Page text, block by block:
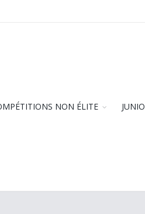
NON ÉLITE